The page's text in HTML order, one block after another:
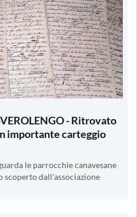
- Ritrovato
importante carteggio
le parrocchie canavesane
scoperto dall'associazione